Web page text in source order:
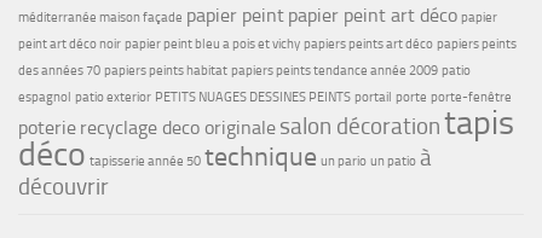
méditerranée maison façade papier peint papier peint art déco papier
peint art déco noir papier peint bleu a pois et vichy papiers peints art déco papiers peints
des années 70 papiers peints habitat papiers peints tendance année 2009 patio
espagnol patio exterior PETITS NUAGES DESSINES PEINTS portail porte porte-fenêtre
poterie recyclage deco originale salon décorationtapis
déco tapisserie année 50 technique un pario un patio à
découvrir